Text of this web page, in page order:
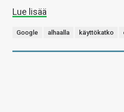
Lue lisää
Google alhaalla käyttökatko